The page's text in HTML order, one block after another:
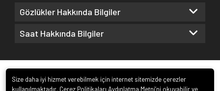
Gözlükler Hakkında Bilgiler
Saat Hakkında Bilgiler
Size daha iyi hizmet verebilmek için internet sitemizde çerezler
kullanılmaktadır. Çerez Politikaları Aydınlatma Metni’ni okuyabilir ve